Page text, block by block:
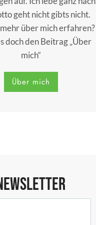
geht nicht gibts nicht.
über mich erfahren?
doch den Beitrag „Über
mich“
Über mich